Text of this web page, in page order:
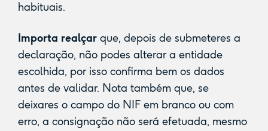
habituais.
Importa realçarque, depois de submeteres a
declaração, não podes alterar a entidade
escolhida, por isso confirma bem os dados
antes de validar. Nota também que, se
deixares o campo do NIF em branco ou com
erro, a consignação não será efetuada, mesmo